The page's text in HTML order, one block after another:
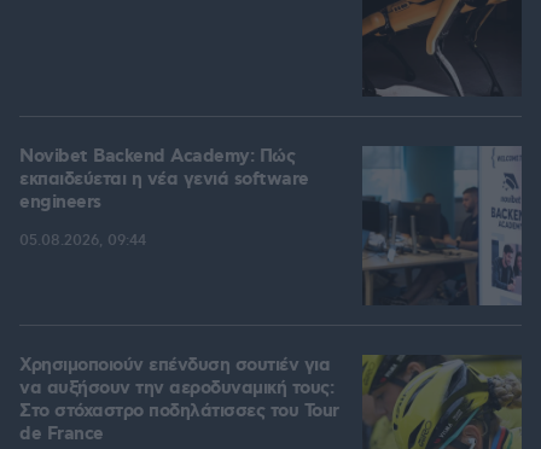
Novibet Backend Academy: Πώς
εκπαιδεύεται η νέα γενιά software
engineers
05.08.2026, 09:44
Χρησιμοποιούν επένδυση σουτιέν για
να αυξήσουν την αεροδυναμική τους:
Στο στόχαστρο ποδηλάτισσες του Tour
de France